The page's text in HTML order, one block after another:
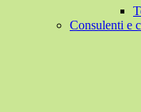
Consulenti e